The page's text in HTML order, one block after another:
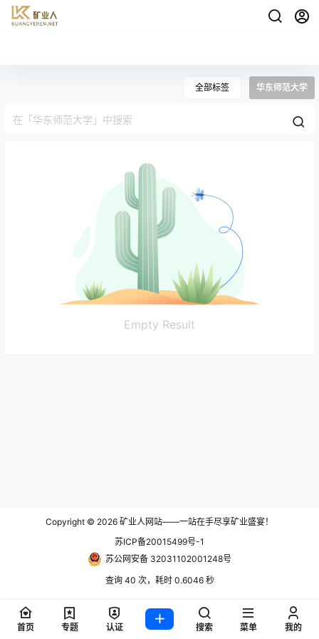
全部标签 华东师范大学
Empty Result
Copyright © 2026 矿业人网站——一站在手尽享矿业盛宴！
苏ICP备20015499号-1
苏公网安备 32031102001248号
查询 40 次，耗时 0.6046 秒
首页 专题 认证 搜索 菜单 我的